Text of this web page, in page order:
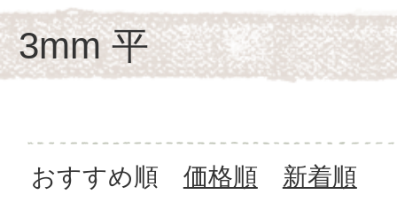
3mm 平
おすすめ順 価格順 新着順